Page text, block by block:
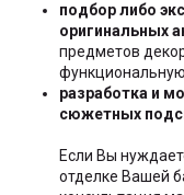
подбор либо
оригинальных
предметов
разработка и
сюжетных
Если Вы
отделке Вашей